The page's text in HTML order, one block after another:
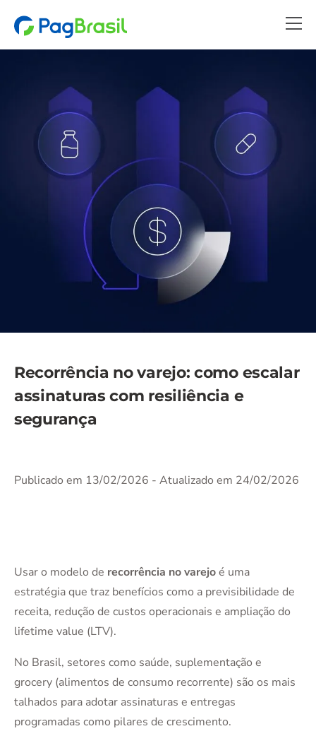
Recorrência no varejo: como escalar
assinaturas com resiliência e
segurança
Publicado em 13/02/2026 - Atualizado em 24/02/2026
Usar o modelo de recorrência no varejoé uma
estratégia que traz benefícios como a previsibilidade de
receita, redução de custos operacionais e ampliação do
lifetime value (LTV).
No Brasil, setores como saúde, suplementação e
grocery (alimentos de consumo recorrente) são os mais
talhados para adotar assinaturas e entregas
programadas como pilares de crescimento.